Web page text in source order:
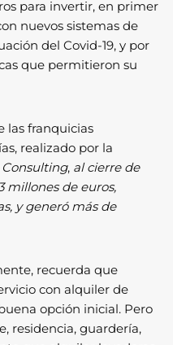
para invertir, en primer
nuevos sistemas de
del Covid-19, y por
que permitieron su
las franquicias
realizado por la
Consulting, al cierre de
millones de euros,
y generó más de
recuerda que
con alquiler de
opción inicial. Pero
residencia, guardería,